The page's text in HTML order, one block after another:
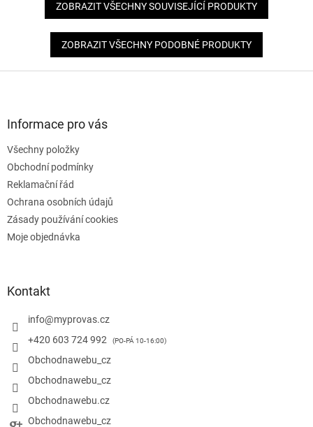
ZOBRAZIT VŠECHNY SOUVISEJÍCÍ PRODUKTY
ZOBRAZIT VŠECHNY PODOBNÉ PRODUKTY
Informace pro vás
Všechny položky
Obchodní podmínky
Reklamační řád
Ochrana osobních údajů
Zásady používání cookies
Moje objednávka
Kontakt
info@myprovas.cz
+420 603 724 992
Obchodnawebu_cz
Obchodnawebu_cz
Obchodnawebu.cz
Obchodnawebu_cz